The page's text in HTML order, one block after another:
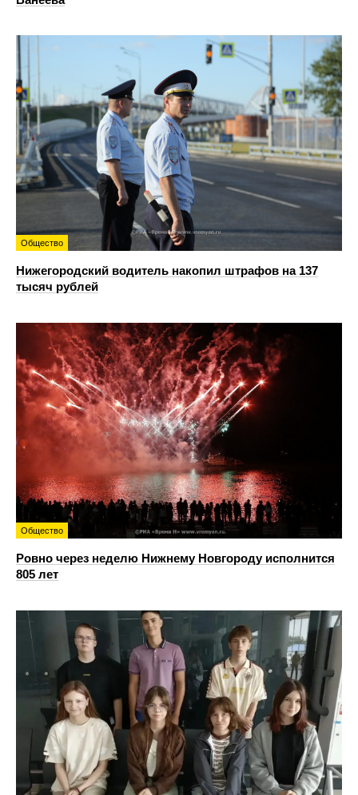
Общество
Нижегородский водитель накопил штрафов на 137
тысяч рублей
Общество
Ровно через неделю Нижнему Новгороду исполнится
805 лет